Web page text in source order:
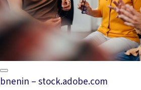
bnenin – stock.adobe.com